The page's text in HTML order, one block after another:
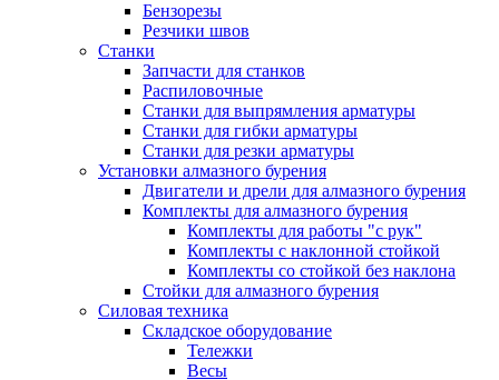
Бензорезы
Резчики швов
Станки
Запчасти для станков
Распиловочные
Станки для выпрямления арматуры
Станки для гибки арматуры
Станки для резки арматуры
Установки алмазного бурения
Двигатели и дрели для алмазного бурения
Комплекты для алмазного бурения
Комплекты для работы "с рук"
Комплекты с наклонной стойкой
Комплекты со стойкой без наклона
Стойки для алмазного бурения
Силовая техника
Складское оборудование
Тележки
Весы